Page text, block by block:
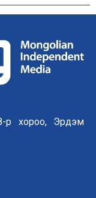
8-р хороо, Эрдэм